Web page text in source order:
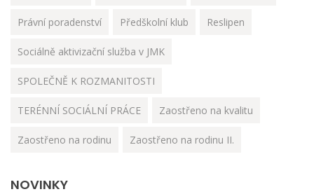
Právní poradenství Předškolní klub Reslipen
Sociálně aktivizační služba v JMK
SPOLEČNĚ K ROZMANITOSTI
TERÉNNÍ SOCIÁLNÍ PRÁCE Zaostřeno na kvalitu
Zaostřeno na rodinu Zaostřeno na rodinu II.
NOVINKY